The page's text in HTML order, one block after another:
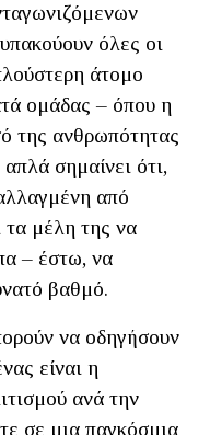
όλες οι
άτομο
ομάδας – όπου η
της ανθρωπότητας
σημαίνει ότι,
από
τα μέλη της να
– έστω, να
βαθμό.
να οδηγήσουν
είναι η
ανά την
σε μια παγκόσμια